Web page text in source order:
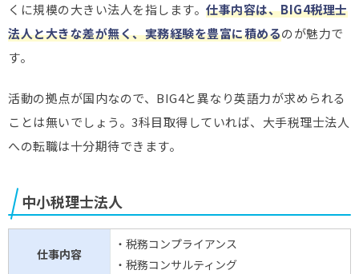
くに規模の大きい法人を指します。 仕事内容は、BIG4税理士
法人と大きな差が無く、実務経験を豊富に積めるのが魅力で
す。
活動の拠点が国内なので、BIG4と異なり英語力が求められる
ことは無いでしょう。3科目取得していれば、大手税理士法人
への転職は十分期待できます。
中小税理士法人
仕事内容
・税務コンプライアンス
・税務コンサルティング